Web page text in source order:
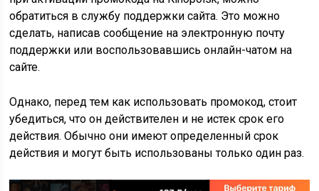
обратиться в службу поддержки сайта. Это можно
сделать, написав сообщение на электронную почту
поддержки или воспользовавшись онлайн-чатом на
сайте.
Однако, перед тем как использовать промокод, стоит
убедиться, что он действителен и не истек срок его
действия. Обычно они имеют определенный срок
действия и могут быть использованы только один раз.